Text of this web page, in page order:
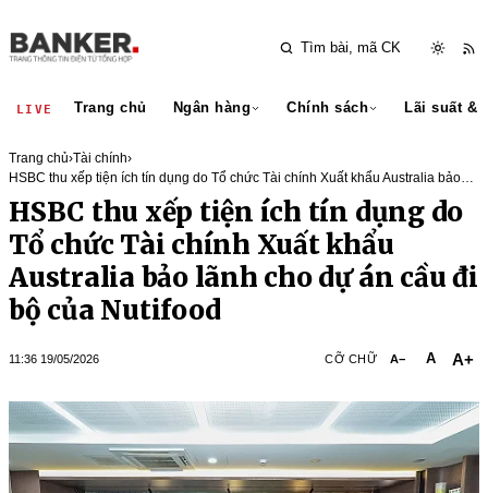
LIVE Trang chủ Ngân hàng Chính sách Lãi suất &
Trang chủ›Tài chính›
HSBC thu xếp tiện ích tín dụng do Tổ chức Tài chính Xuất khẩu Australia bảo
lãnh cho dự án cầu đi bộ của Nutifood
HSBC thu xếp tiện ích tín dụng do
Tổ chức Tài chính Xuất khẩu
Australia bảo lãnh cho dự án cầu đi
bộ của Nutifood
11:36 19/05/2026 CỠ CHỮ A− A A+